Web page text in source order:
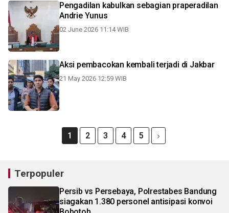
Pengadilan kabulkan sebagian praperadilan
Andrie Yunus
02 June 2026 11:14 WIB
Aksi pembacokan kembali terjadi di Jakbar
21 May 2026 12:59 WIB
1 2 3 4 5
Terpopuler
Persib vs Persebaya, Polrestabes Bandung
siagakan 1.380 personel antisipasi konvoi